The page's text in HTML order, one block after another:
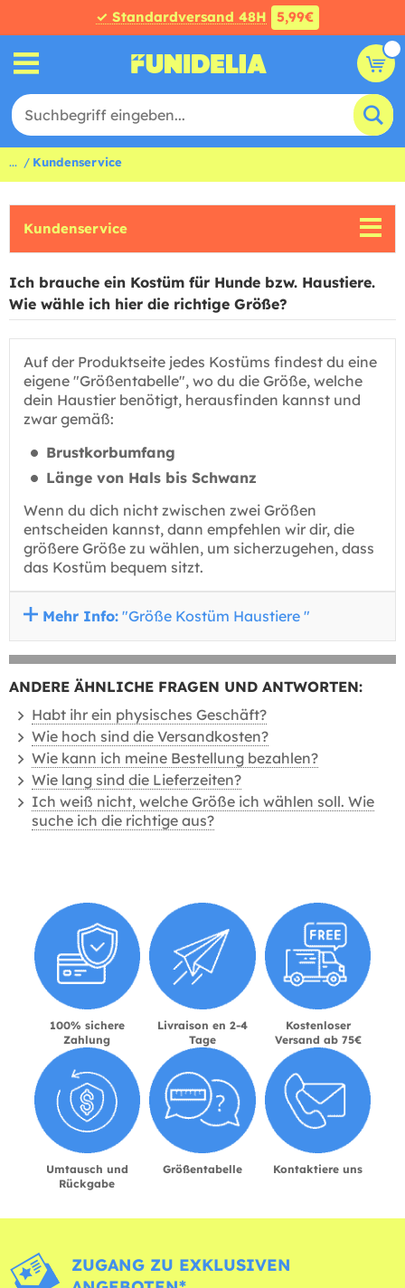
✓ Standardversand 48H 5,99€
... Kundenservice
Kundenservice
Ich brauche ein Kostüm für Hunde bzw. Haustiere.
Wie wähle ich hier die richtige Größe?
Auf der Produktseite jedes Kostüms findest du eine
eigene "Größentabelle", wo du die Größe, welche
dein Haustier benötigt, herausfinden kannst und
zwar gemäß:
Brustkorbumfang
Länge von Hals bis Schwanz
Wenn du dich nicht zwischen zwei Größen
entscheiden kannst, dann empfehlen wir dir, die
größere Größe zu wählen, um sicherzugehen, dass
das Kostüm bequem sitzt.
Mehr Info: "Größe Kostüm Haustiere "
ANDERE ÄHNLICHE FRAGEN UND ANTWORTEN:
Habt ihr ein physisches Geschäft?
Wie hoch sind die Versandkosten?
Wie kann ich meine Bestellung bezahlen?
Wie lang sind die Lieferzeiten?
Ich weiß nicht, welche Größe ich wählen soll. Wie
suche ich die richtige aus?
100% sichere
Zahlung
Livraison en 2-4
Tage
Kostenloser
Versand ab 75€
Umtausch und
Rückgabe
Größentabelle Kontaktiere uns
ZUGANG ZU EXKLUSIVEN